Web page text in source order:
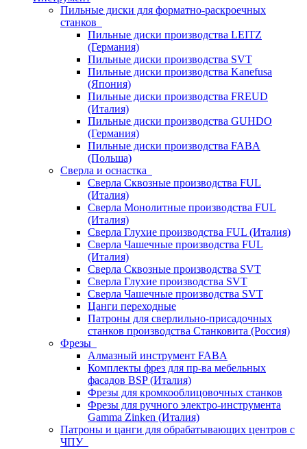
Пильные диски для форматно-раскроечных
станков
Пильные диски производства LEITZ
(Германия)
Пильные диски производства SVT
Пильные диски производства Kanefusa
(Япония)
Пильные диски производства FREUD
(Италия)
Пильные диски производства GUHDO
(Германия)
Пильные диски производства FABA
(Польша)
Сверла и оснастка
Сверла Сквозные производства FUL
(Италия)
Сверла Монолитные производства FUL
(Италия)
Сверла Глухие производства FUL (Италия)
Сверла Чашечные производства FUL
(Италия)
Сверла Сквозные производства SVT
Сверла Глухие производства SVT
Сверла Чашечные производства SVT
Цанги переходные
Патроны для сверлильно-присадочных
станков производства Станковита (Россия)
Фрезы
Алмазный инструмент FABA
Комплекты фрез для пр-ва мебельных
фасадов BSP (Италия)
Фрезы для кромкооблицовочных станков
Фрезы для ручного электро-инструмента
Gamma Zinken (Италия)
Патроны и цанги для обрабатывающих центров с
ЧПУ